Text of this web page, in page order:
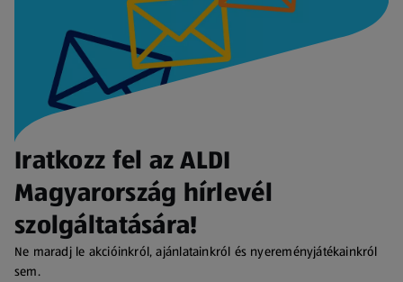
Iratkozz fel az ALDI
Magyarország hírlevél
szolgáltatására!
Ne maradj le akcióinkról, ajánlatainkról és nyereményjátékainkról
sem.